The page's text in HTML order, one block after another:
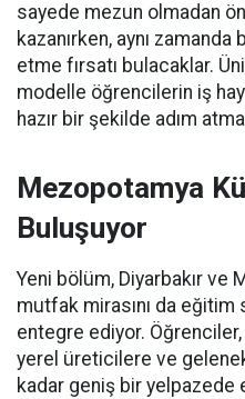
sayede mezun olmadan
kazanırken, aynı
etme fırsatı bulacaklar.
modelle öğrencilerin iş
hazır bir şekilde adım
Mezopotamya
Buluşuyor
Yeni bölüm, Diyarbakır ve
mutfak mirasını da
entegre ediyor.
yerel üreticilere ve
kadar geniş bir yelpazede